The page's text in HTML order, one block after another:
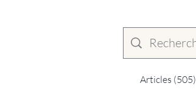
Articles (505)